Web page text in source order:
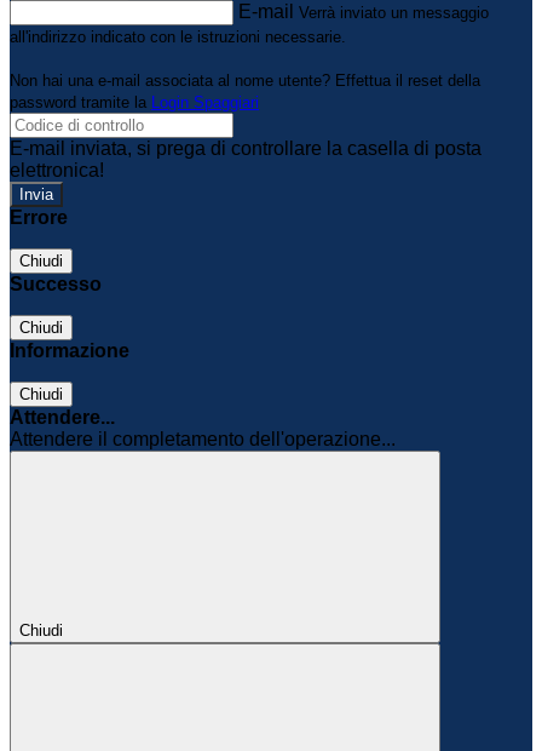
E-mail Verrà inviato un messaggio
all'indirizzo indicato con le istruzioni necessarie.
Non hai una e-mail associata al nome utente? Effettua il reset della
password tramite la Login Spaggiari
E-mail inviata, si prega di controllare la casella di posta
elettronica!
Errore
Chiudi
Successo
Chiudi
Informazione
Chiudi
Attendere...
Attendere il completamento dell'operazione...
Chiudi